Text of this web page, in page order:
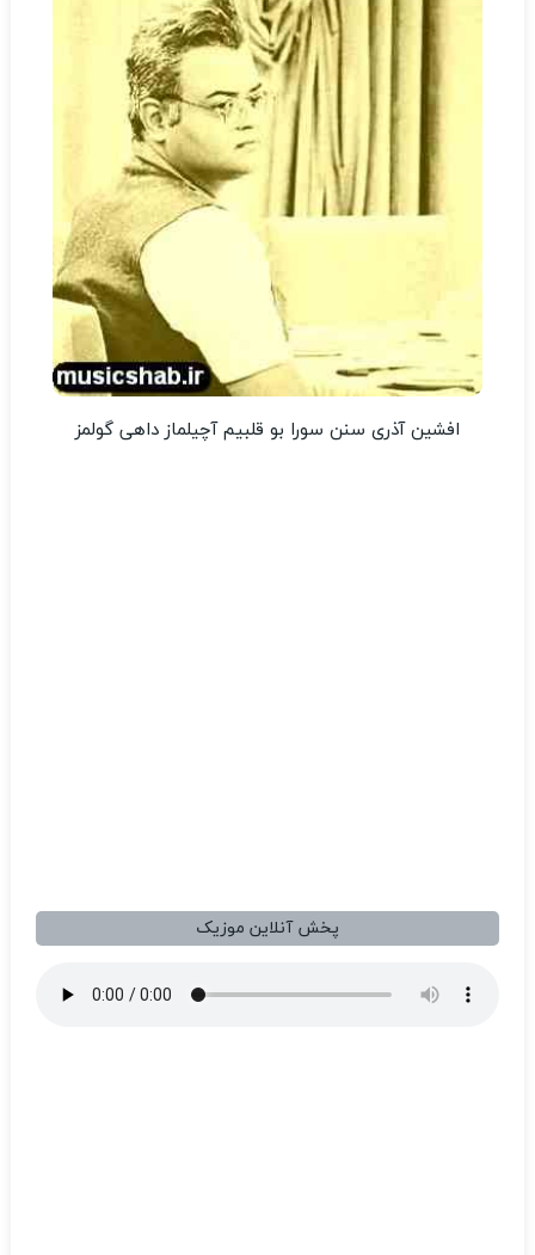
افشین آذری سنن سورا بو قلبیم آچیلماز داهی گولمز
پخش آنلاین موزیک